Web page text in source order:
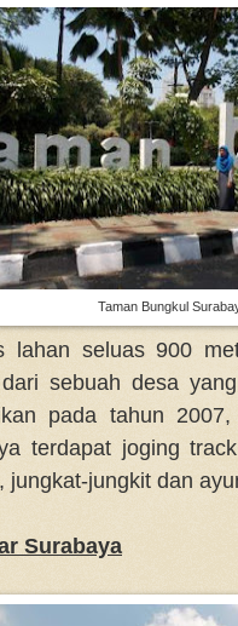
Taman Bungkul
lahan seluas 900
sebuah desa
pada tahun
terdapat joging
jungkat-jungkit dan
Surabaya